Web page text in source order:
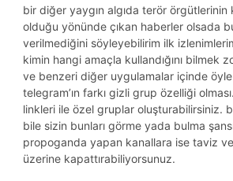
bir diğer yaygın algıda terör örgütlerinin
olduğu yönünde çıkan haberler olsada
verilmediğini söyleyebilirim ilk
kimin hangi amaçla kullandığını bilmek
ve benzeri diğer uygulamalar içinde
telegram’ın farkı gizli grup özelliği
linkleri ile özel gruplar oluşturabilirsiniz.
bile sizin bunları görme yada bulma
propoganda yapan kanallara ise taviz
üzerine kapattırabiliyorsunuz.